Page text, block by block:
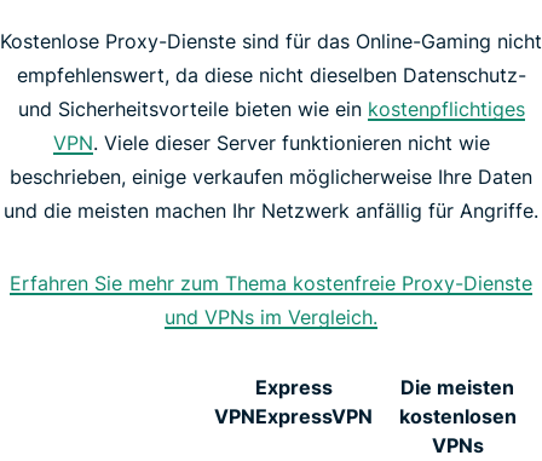
Kostenlose Proxy-Dienste sind für das Online-Gaming nicht
empfehlenswert, da diese nicht dieselben Datenschutz-
und Sicherheitsvorteile bieten wie ein kostenpflichtiges
VPN. Viele dieser Server funktionieren nicht wie
beschrieben, einige verkaufen möglicherweise Ihre Daten
und die meisten machen Ihr Netzwerk anfällig für Angriffe.
Erfahren Sie mehr zum Thema kostenfreie Proxy-Dienste
und VPNs im Vergleich.
Express
VPNExpressVPN
Die meisten
kostenlosen
VPNs